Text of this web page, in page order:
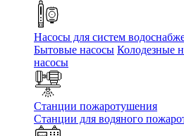
Насосы для систем
Бытовые насосы Колодезные
насосы
Станции пожаротушения
Станции для водяного